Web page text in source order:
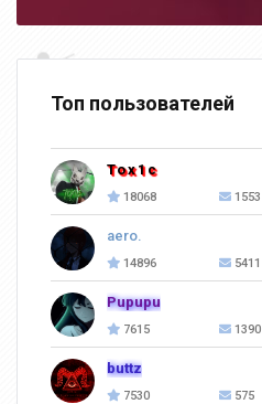
Топ пользователей
Tox1c
18068 1553
aero.
14896 5411
Pupupu
7615 1390
buttz
7530 575